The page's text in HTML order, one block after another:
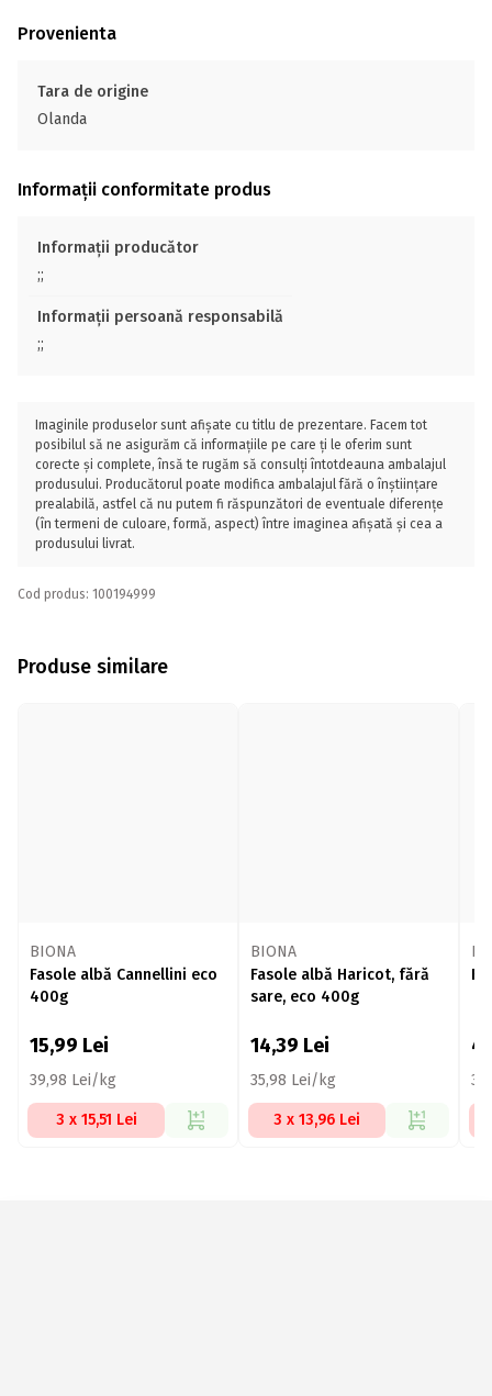
Provenienta
Tara de origine
Olanda
Informații conformitate produs
Informații producător
;;
Informații persoană responsabilă
;;
Imaginile produselor sunt afișate cu titlu de prezentare. Facem tot
posibilul să ne asigurăm că informațiile pe care ți le oferim sunt
corecte și complete, însă te rugăm să consulți întotdeauna ambalajul
produsului. Producătorul poate modifica ambalajul fără o înștiințare
prealabilă, astfel că nu putem fi răspunzători de eventuale diferențe
(în termeni de culoare, formă, aspect) între imaginea afișată și cea a
produsului livrat.
Cod produs: 100194999
Produse similare
BIONA
Fasole albă Cannellini eco
400g
15,99 Lei
39,98 Lei/kg
3 x 15,51 Lei
BIONA
Fasole albă Haricot, fără
sare, eco 400g
14,39 Lei
35,98 Lei/kg
3 x 13,96 Lei